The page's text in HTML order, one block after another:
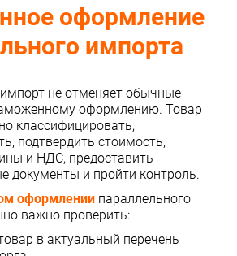
оформление
импорта
не отменяет обычные
оформлению. Товар
классифицировать,
подтвердить стоимость,
и НДС, предоставить
документы и пройти контроль.
оформлении параллельного
важно проверить:
в актуальный перечень